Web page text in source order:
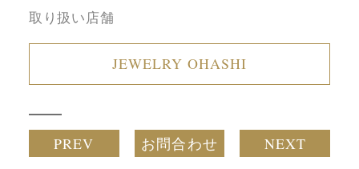
取り扱い店舗
JEWELRY OHASHI
PREV お問合わせ NEXT